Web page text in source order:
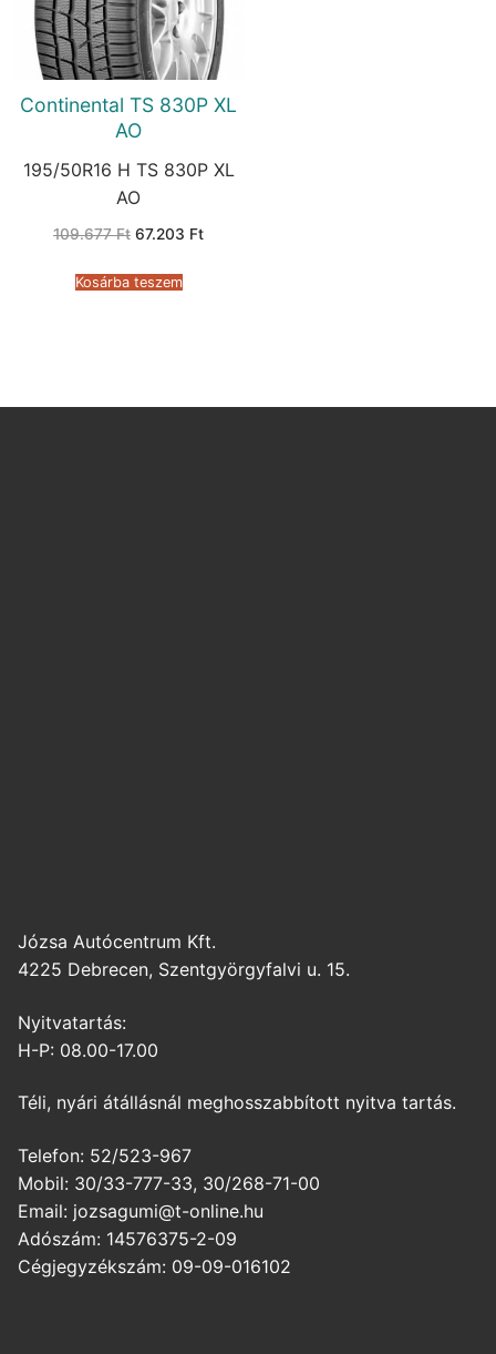
Continental TS 830P XL
AO
195/50R16 H TS 830P XL
AO
109.677Ft Original
109.677 Ft.
67.203 FtCurrent
Kosárba teszem
Józsa Autócentrum Kft.
4225 Debrecen, Szentgyörgyfalvi u. 15.
Nyitvatartás:
H-P: 08.00-17.00
Téli, nyári átállásnál meghosszabbított nyitva tartás.
Telefon: 52/523-967
Mobil: 30/33-777-33, 30/268-71-00
Email: jozsagumi@t-online.hu
Adószám: 14576375-2-09
Cégjegyzékszám: 09-09-016102